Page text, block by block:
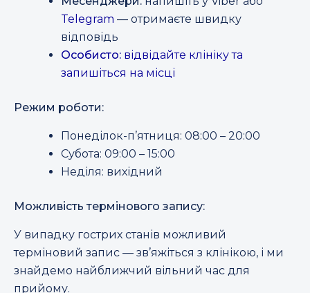
Telegram — отримаєте швидку
відповідь
Особисто: відвідайте клініку та
запишіться на місці
Режим роботи:
Понеділок-п’ятниця: 08:00 – 20:00
Субота: 09:00 – 15:00
Неділя: вихідний
Можливість термінового запису:
У випадку гострих станів можливий
терміновий запис — зв’яжіться з клінікою, і ми
знайдемо найближчий вільний час для
прийому.